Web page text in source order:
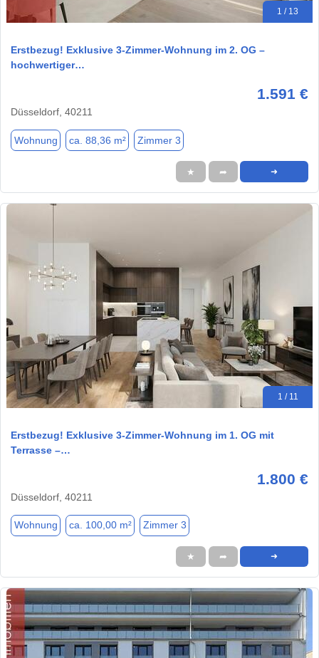
1 / 13
Erstbezug! Exklusive 3-Zimmer-Wohnung im 2. OG –
hochwertiger…
1.591 €
Düsseldorf, 40211
Wohnung ca. 88,36 m² Zimmer 3
★ ➦ ➜
1 / 11
Erstbezug! Exklusive 3-Zimmer-Wohnung im 1. OG mit
Terrasse –…
1.800 €
Düsseldorf, 40211
Wohnung ca. 100,00 m² Zimmer 3
★ ➦ ➜